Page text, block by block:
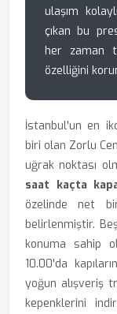
ulaşım
çıkan bu
her zaman
özelliğini
İstanbul'un en
biri olan Zorlu
uğrak noktası
saat kaçta
özelinde net
belirlenmiştir.
konuma sahip
10.00'da
yoğun alışveriş
kepenklerini